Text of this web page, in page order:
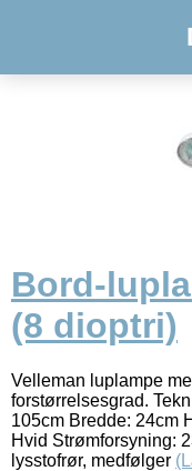
Bord-
(8 dioptri)
Velleman luplampe
forstørrelsesgrad.
105cm Bredde: 24cm
Hvid Strømforsyning:
lysstofrør, medfølger